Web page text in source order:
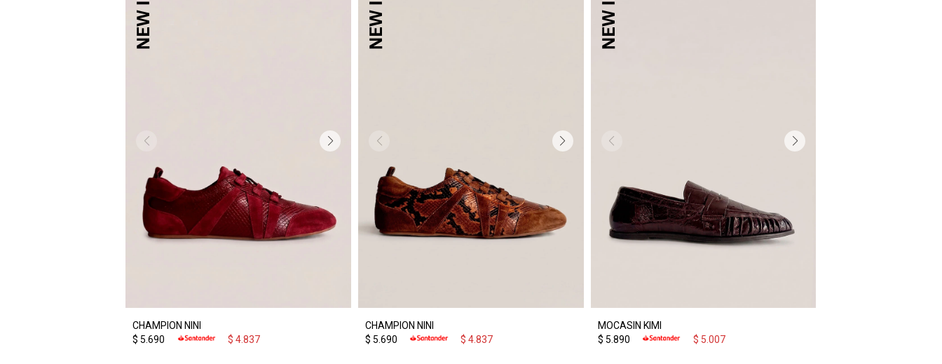
CHAMPION NINI
$ 5.690 $ 4.837
CHAMPION NINI
$ 5.690 $ 4.837
MOCASIN KIMI
$ 5.890 $ 5.007